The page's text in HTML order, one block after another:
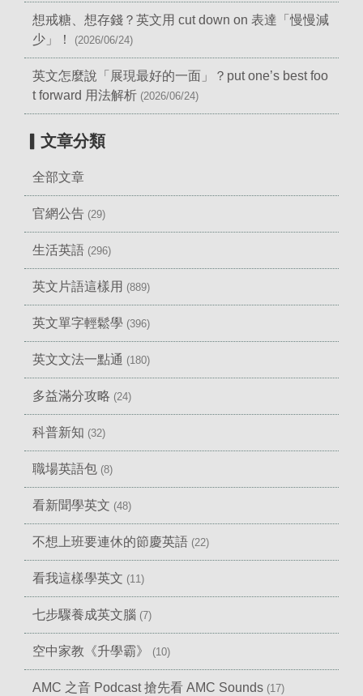
想戒糖、想存錢？英文用 cut down on 表達「慢慢減
少」！
(2026/06/24)
英文怎麼說「展現最好的一面」？put one’s best foo
t forward 用法解析 (2026/06/24)
▎文章分類
全部文章
官網公告 (29)
生活英語 (296)
英文片語這樣用 (889)
英文單字輕鬆學 (396)
英文文法一點通 (180)
多益滿分攻略 (24)
科普新知 (32)
職場英語包 (8)
看新聞學英文 (48)
不想上班要連休的節慶英語 (22)
看我這樣學英文 (11)
七步驟養成英文腦 (7)
空中家教《升學霸》 (10)
AMC 之音 Podcast 搶先看 AMC Sounds (17)